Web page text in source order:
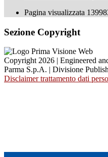
Pagina visualizzata
Sezione Copyright
Copyright 2026 | Engineered
Parma S.p.A. | Divisione
Disclaimer trattamento dati